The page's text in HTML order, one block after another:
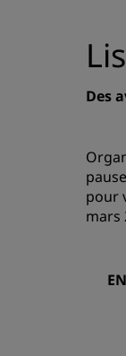
Des
pour
mars